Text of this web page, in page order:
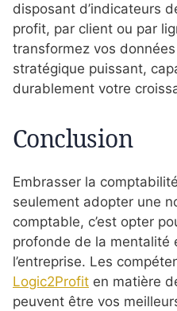
disposant d’indicateurs
profit, par client ou par
transformez vos
stratégique puissant,
durablement votre
Conclusion
Embrasser la
seulement adopter une
comptable, c’est opter
profonde de la mentalité
l’entreprise. Les
Logic2Profit en matière
peuvent être vos